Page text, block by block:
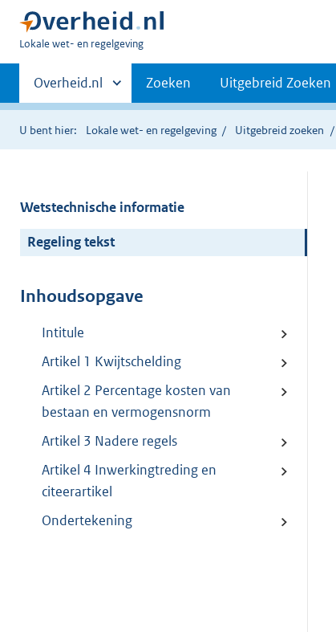
U
hier:
Lokale wet- en regelgeving
Primaire
navigatie
Andere
sites
binnen
Overheid.nl Zoeken Uitgebreid Zoeken
U bent hier: Lokale wet- en regelgeving Uitgebreid zoeken
Wetstechnische informatie
Regeling tekst
Inhoudsopgave
Intitule
Artikel 1 Kwijtschelding
Artikel 2 Percentage kosten van
bestaan en vermogensnorm
Artikel 3 Nadere regels
Artikel 4 Inwerkingtreding en
citeerartikel
Ondertekening